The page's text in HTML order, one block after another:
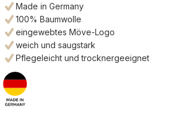
Made in Germany
100% Baumwolle
eingewebtes Möve-Logo
weich und saugstark
Pflegeleicht und trocknergeeignet